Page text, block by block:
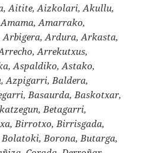
Aitite, Aizkolari, Akullu,
Amarrako,
Ardura, Arkasta,
Arrekutxus,
Aspaldiko, Astako,
Azpigarri, Baldera,
Basaurda, Baskotxar,
Betagarri,
Birrotxo, Birrisgada,
Borona, Butarga,